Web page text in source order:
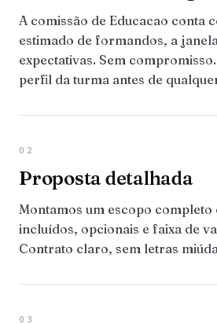
A comissão de Educacao conta
estimado de formandos, a
expectativas. Sem
perfil da turma antes de
02
Proposta detalhada
Montamos um escopo completo
incluídos, opcionais e faixa de
Contrato claro, sem letras
03